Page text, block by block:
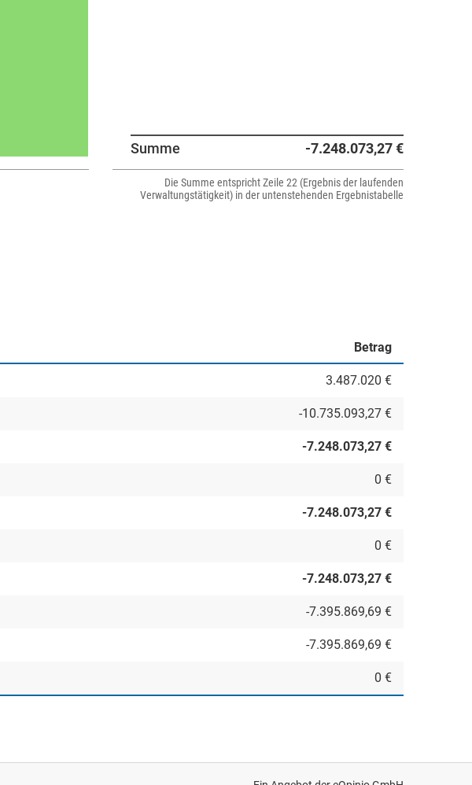
Summe -7.248.073,27 €
Die Summe entspricht Zeile 22 (Ergebnis der laufenden
Verwaltungstätigkeit) in der untenstehenden Ergebnistabelle
Betrag
3.487.020 €
-10.735.093,27 €
-7.248.073,27 €
0 €
-7.248.073,27 €
0 €
-7.248.073,27 €
-7.395.869,69 €
-7.395.869,69 €
0 €